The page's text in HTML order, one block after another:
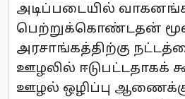
அடிப்படையில்
பெற்றுக்கொண்டதன்
அரசாங்கத்திற்கு
ஊழலில் ஈடுபட்டதாகக்
ஊழல் ஒழிப்பு